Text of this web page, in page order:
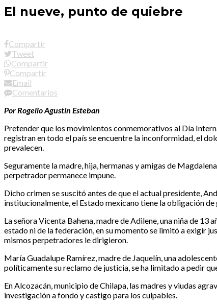
El nueve, punto de quiebre
Compartir
Tweet
Compartir
Compartir
Email
Comentarios
Por Rogelio Agustín Esteban
Pretender que los movimientos conmemorativos al Día
registran en todo el país se encuentre la inconformidad, el
prevalecen.
Seguramente la madre, hija, hermanas y amigas de
perpetrador permanece impune.
Dicho crimen se suscitó antes de que el actual presidente,
institucionalmente, el Estado mexicano tiene la obligación
La señora Vicenta Bahena, madre de Adilene, una niña de 13
estado ni de la federación, en su momento se limitó a exigir
mismos perpetradores le dirigieron.
María Guadalupe Ramírez, madre de Jaquelín, una
políticamente su reclamo de justicia, se ha limitado a pedir
En Alcozacán, municipio de Chilapa, las madres y viudas
investigación a fondo y castigo para los culpables.